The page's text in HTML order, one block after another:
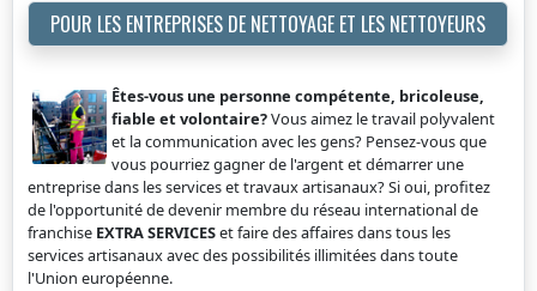
POUR LES ENTREPRISES DE NETTOYAGE ET LES NETTOYEURS
Êtes-vous une personne compétente, bricoleuse,
fiable et volontaire?Vous aimez le travail polyvalent
et la communication avec les gens? Pensez-vous que
vous pourriez gagner de l'argent et démarrer une
entreprise dans les services et travaux artisanaux? Si oui, profitez
de l'opportunité de devenir membre du réseau international de
franchise EXTRA SERVICESet faire des affaires dans tous les
services artisanaux avec des possibilités illimitées dans toute
l'Union européenne.